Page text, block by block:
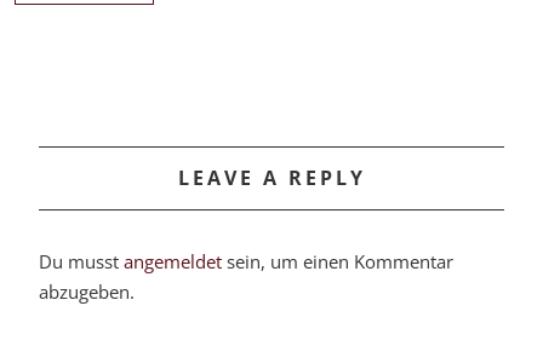
LEAVE A REPLY
Du musst angemeldet sein, um einen Kommentar
abzugeben.